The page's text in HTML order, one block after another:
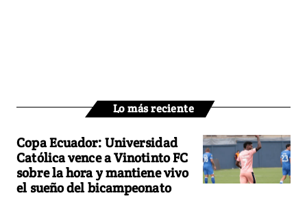
Lo más reciente
Copa Ecuador: Universidad
Católica vence a Vinotinto FC
sobre la hora y mantiene vivo
el sueño del bicampeonato